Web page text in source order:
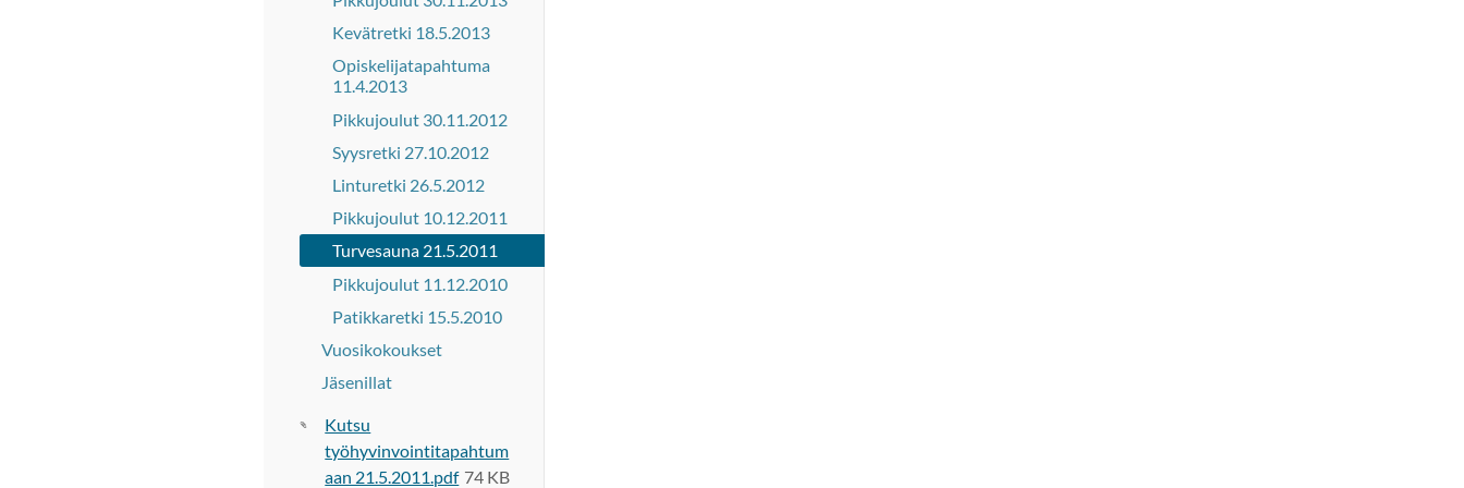
Kevätretki 18.5.2013
Opiskelijatapahtuma
11.4.2013
Pikkujoulut 30.11.2012
Syysretki 27.10.2012
Linturetki 26.5.2012
Pikkujoulut 10.12.2011
Turvesauna 21.5.2011
Pikkujoulut 11.12.2010
Patikkaretki 15.5.2010
Vuosikokoukset
Jäsenillat
Kutsu
työhyvinvointitapahtum
aan 21.5.2011.pdf 74 KB